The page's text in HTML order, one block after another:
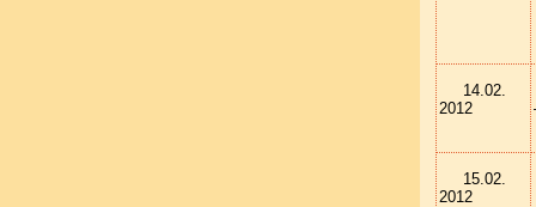
14.02.
2012
15.02.
2012